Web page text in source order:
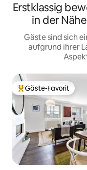
Erstklassig
in der
Gäste sind sich
aufgrund ihrer
Beliebter Gäste-
Gäste-Favorit